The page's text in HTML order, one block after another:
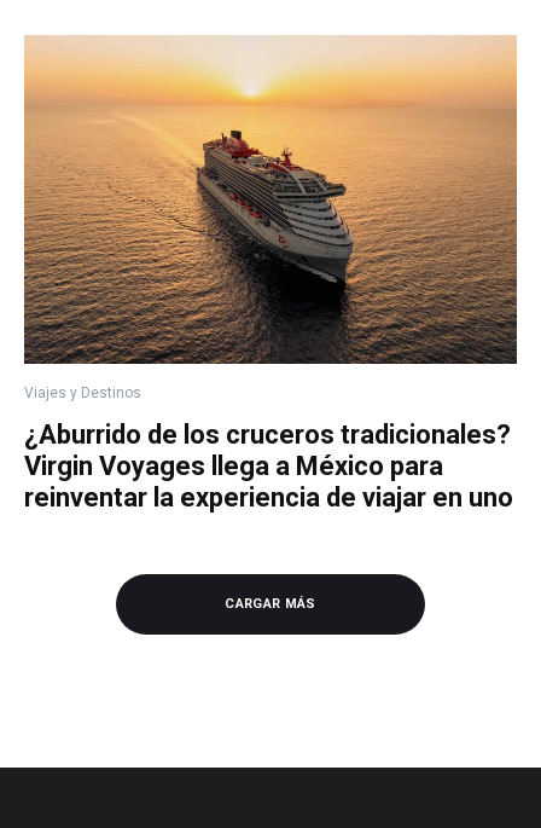
Viajes y Destinos
¿Aburrido de los cruceros tradicionales?
Virgin Voyages llega a México para
reinventar la experiencia de viajar en uno
CARGAR MÁS